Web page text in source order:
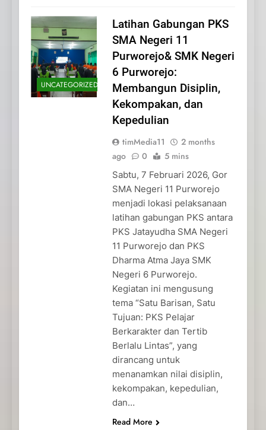
UNCATEGORIZED
Latihan Gabungan PKS
SMA Negeri 11
Purworejo& SMK Negeri
6 Purworejo:
Membangun Disiplin,
Kekompakan, dan
Kepedulian
timMedia11
2 months
ago
0 5 mins
Sabtu, 7 Februari 2026, Gor
SMA Negeri 11 Purworejo
menjadi lokasi pelaksanaan
latihan gabungan PKS antara
PKS Jatayudha SMA Negeri
11 Purworejo dan PKS
Dharma Atma Jaya SMK
Negeri 6 Purworejo.
Kegiatan ini mengusung
tema “Satu Barisan, Satu
Tujuan: PKS Pelajar
Berkarakter dan Tertib
Berlalu Lintas”, yang
dirancang untuk
menanamkan nilai disiplin,
kekompakan, kepedulian,
dan…
Read More